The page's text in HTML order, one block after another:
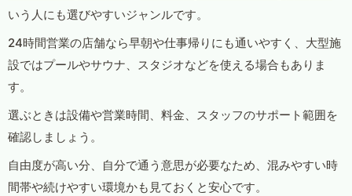
いう人にも選びやすいジャンルです。
24時間営業の店舗なら早朝や仕事帰りにも通いやすく、大型施
設ではプールやサウナ、スタジオなどを使える場合もありま
す。
選ぶときは設備や営業時間、料金、スタッフのサポート範囲を
確認しましょう。
自由度が高い分、自分で通う意思が必要なため、混みやすい時
間帯や続けやすい環境かも見ておくと安心です。